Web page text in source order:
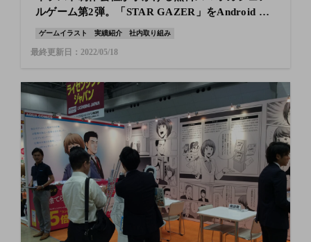
ルゲーム第2弾。「STAR GAZER」をAndroid OS
で配信開始
ゲームイラスト 実績紹介 社内取り組み
最終更新日：2022/05/18